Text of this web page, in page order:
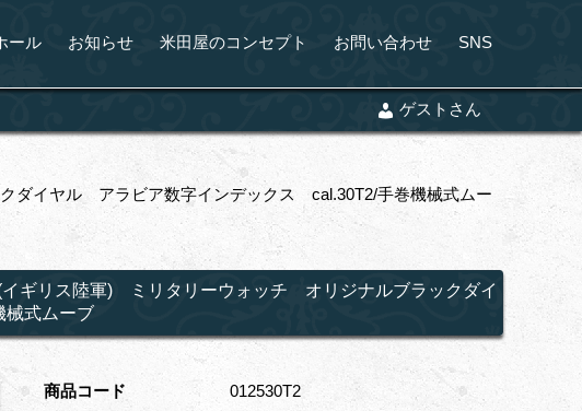
ール お知らせ 米田屋のコンセプト お問い合わせ SNS
ゲストさん
イヤル アラビア数字インデックス cal.30T2/手巻機械式ムー
ギリス陸軍) ミリタリーウォッチ オリジナルブラックダイ
式ムーブ
商品コード 012530T2